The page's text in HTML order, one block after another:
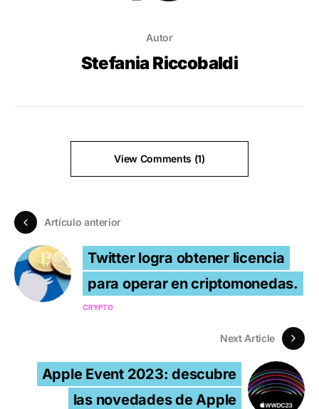
Autor
Stefania Riccobaldi
View Comments (1)
Artículo anterior
Twitter logra obtener licencia
para operar en criptomonedas.
CRYPTO
Next Article
Apple Event 2023: descubre
las novedades de Apple